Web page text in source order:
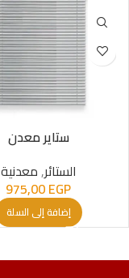
ستاير معدن
الستائر,معدنیة
975,00EGP
إضافة إلى السلة